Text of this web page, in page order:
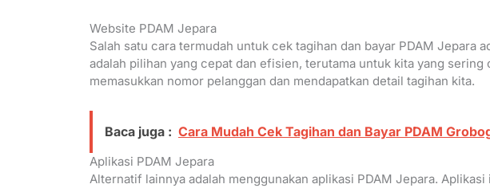
Website PDAM Jepara
Salah satu cara termudah untuk cek tagihan dan bayar PDAM Jepara
adalah pilihan yang cepat dan efisien, terutama untuk kita yang
memasukkan nomor pelanggan dan mendapatkan detail tagihan kita.
Baca juga : Cara Mudah Cek Tagihan dan Bayar PDAM
Aplikasi PDAM Jepara
Alternatif lainnya adalah menggunakan aplikasi PDAM Jepara.